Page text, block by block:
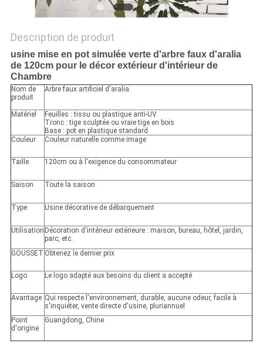
POLITIQUE
DE
CONFIDENTIALITÉ
Description de produit
usine mise en pot simulée verte d'arbre faux d'aralia
de 120cm pour le décor extérieur d'intérieur de
Chambre
Nom de
produit
Arbre faux artificiel d'aralia
Matériel
Feuilles : tissu ou plastique anti-UV
Tronc : tige sculptée ou vraie tige en bois
Base : pot en plastique standard
Couleur
Couleur naturelle comme image
Taille 120cm ou à l'exigence du consommateur
Saison Toute la saison
Type Usine décorative de débarquement
Utilisation Décoration d'intérieur extérieure : maison, bureau, hôtel, jardin,
parc, etc.
GOUSSET Obtenez le dernier prix
Logo Le logo adapté aux besoins du client a accepté
Avantage Qui respecte l'environnement, durable, aucune odeur, facile à
s'inquiéter, vente directe d'usine, pluriannuel
Point
d'origine
Guangdong, Chine